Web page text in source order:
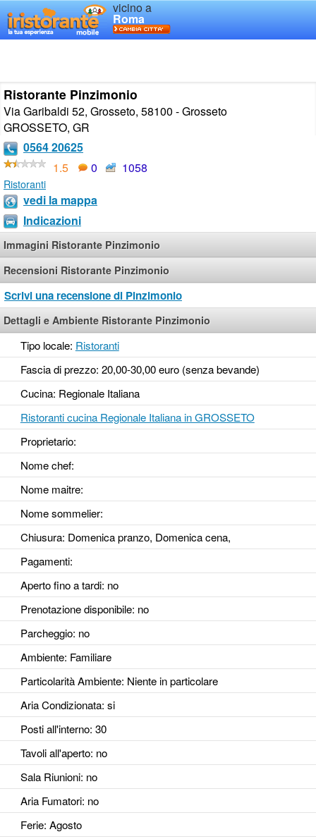
vicino a
Roma
Ristorante Pinzimonio
Via Garibaldi 52, Grosseto, 58100 - Grosseto
GROSSETO, GR
0564 20625
1.5
0 1058
Ristoranti
vedi la mappa
Indicazioni
Immagini Ristorante Pinzimonio
Recensioni Ristorante Pinzimonio
Scrivi una recensione di Pinzimonio
Dettagli e Ambiente Ristorante Pinzimonio
Tipo locale: Ristoranti
Fascia di prezzo: 20,00-30,00 euro (senza bevande)
Cucina: Regionale Italiana
Ristoranti cucina Regionale Italiana in GROSSETO
Proprietario:
Nome chef:
Nome maitre:
Nome sommelier:
Chiusura: Domenica pranzo, Domenica cena,
Pagamenti:
Aperto fino a tardi: no
Prenotazione disponibile: no
Parcheggio: no
Ambiente: Familiare
Particolarità Ambiente: Niente in particolare
Aria Condizionata: si
Posti all'interno: 30
Tavoli all'aperto: no
Sala Riunioni: no
Aria Fumatori: no
Ferie: Agosto